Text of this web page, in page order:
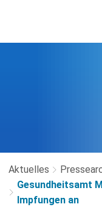
Aktuelles
Gesundheitsamt
Impfungen an